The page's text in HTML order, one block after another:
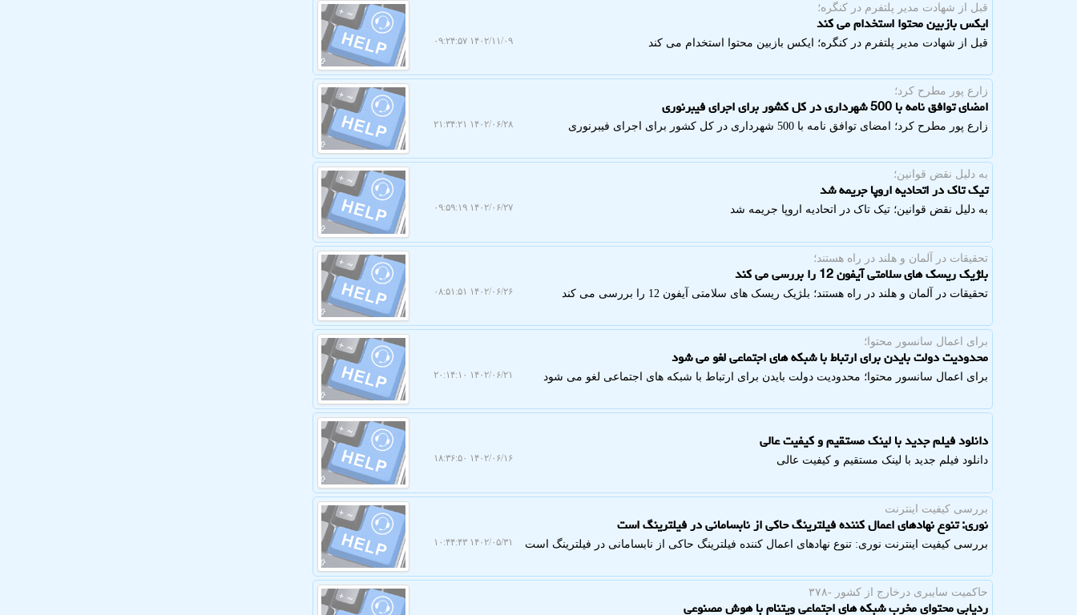
قبل از شهادت مدیر پلتفرم در كنگره؛
ایکس بازبین محتوا استخدام می کند
قبل از شهادت مدیر پلتفرم در كنگره؛ ایکس بازبین محتوا استخدام می کند ۱۴۰۲/۱۱/۰۹ ۰۹:۲۴:۵۷
زارع پور مطرح كرد؛
امضای توافق نامه با 500 شهرداری در کل کشور برای اجرای فیبرنوری
زارع پور مطرح كرد؛ امضای توافق نامه با 500 شهرداری در کل کشور برای اجرای فیبرنوری ۱۴۰۲/۰۶/۲۸ ۲۱:۳۴:۲۱
به دلیل نقض قوانین؛
تیک تاک در اتحادیه اروپا جریمه شد
به دلیل نقض قوانین؛ تیک تاک در اتحادیه اروپا جریمه شد ۱۴۰۲/۰۶/۲۷ ۰۹:۵۹:۱۹
تحقیقات در آلمان و هلند در راه هستند؛
بلژیک ریسک های سلامتی آیفون 12 را بررسی می کند
تحقیقات در آلمان و هلند در راه هستند؛ بلژیک ریسک های سلامتی آیفون 12 را بررسی می کند ۱۴۰۲/۰۶/۲۶ ۰۸:۵۱:۵۱
برای اعمال سانسور محتوا؛
محدودیت دولت بایدن برای ارتباط با شبکه های اجتماعی لغو می شود
برای اعمال سانسور محتوا؛ محدودیت دولت بایدن برای ارتباط با شبکه های اجتماعی لغو می شود ۱۴۰۲/۰۶/۲۱ ۲۰:۱۴:۱۰
دانلود فیلم جدید با لینک مستقیم و کیفیت عالی
دانلود فیلم جدید با لینک مستقیم و کیفیت عالی ۱۴۰۲/۰۶/۱۶ ۱۸:۳۶:۵۰
بررسی كیفیت اینترنت
نوری: تنوع نهادهای اعمال کننده فیلترینگ حاکی از نابسامانی در فیلترینگ است
بررسی كیفیت اینترنت نوری: تنوع نهادهای اعمال کننده فیلترینگ حاکی از نابسامانی در فیلترینگ است ۱۴۰۲/۰۵/۳۱ ۱۰:۴۴:۴۳
حاكمیت سایبری درخارج از كشور -۳۷۸
ردیابی محتوای مخرب شبکه های اجتماعی ویتنام با هوش مصنوعی